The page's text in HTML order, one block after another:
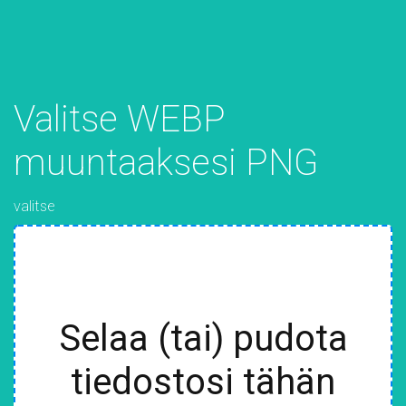
Valitse WEBP
muuntaaksesi PNG
valitse
Selaa (tai) pudota
tiedostosi tähän